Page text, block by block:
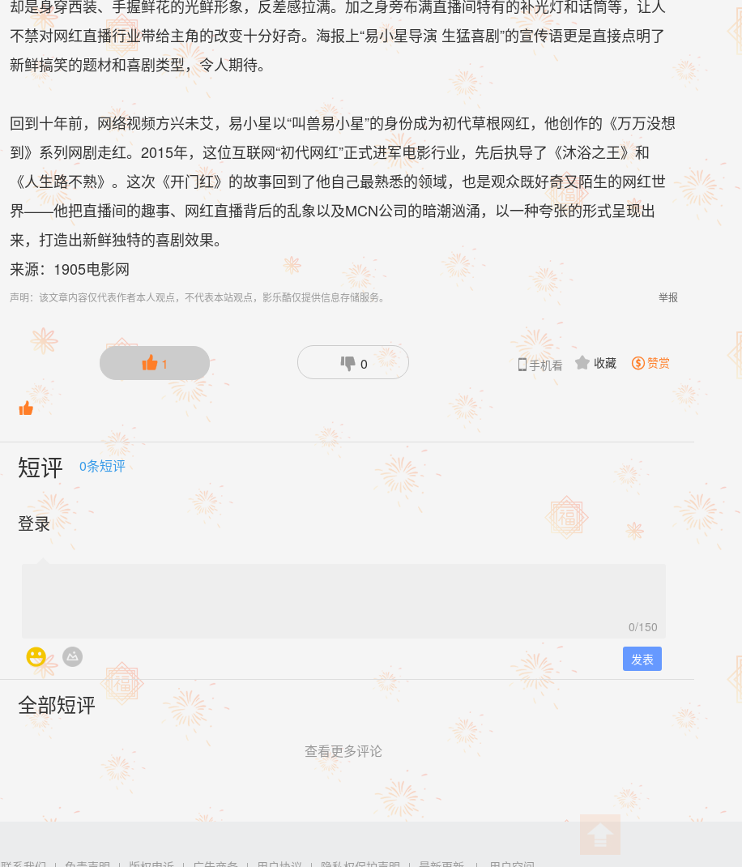
却是身穿西装、手握鲜花的光鲜形象，反差感拉满。加之身旁布满直播间特有的补光灯和话筒等，让人
不禁对网红直播行业带给主角的改变十分好奇。海报上“易小星导演 生猛喜剧”的宣传语更是直接点明了
新鲜搞笑的题材和喜剧类型，令人期待。
回到十年前，网络视频方兴未艾，易小星以“叫兽易小星”的身份成为初代草根网红，他创作的《万万没想
到》系列网剧走红。2015年，这位互联网“初代网红”正式进军电影行业，先后执导了《沐浴之王》和
《人生路不熟》。这次《开门红》的故事回到了他自己最熟悉的领域，也是观众既好奇又陌生的网红世
界——他把直播间的趣事、网红直播背后的乱象以及MCN公司的暗潮汹涌，以一种夸张的形式呈现出
来，打造出新鲜独特的喜剧效果。
来源：1905电影网
举报
声明：该文章内容仅代表作者本人观点，不代表本站观点，影乐酷仅提供信息存储服务。
赞赏
 收藏
手机看
 1  0

短评 0条短评
登录
0/150
发表
全部短评
查看更多评论